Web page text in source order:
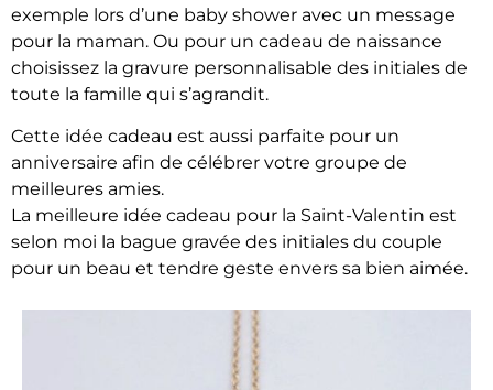
exemple lors d’une baby shower avec un message
pour la maman. Ou pour un cadeau de naissance
choisissez la gravure personnalisable des initiales de
toute la famille qui s’agrandit.
Cette idée cadeau est aussi parfaite pour un
anniversaire afin de célébrer votre groupe de
meilleures amies.
La meilleure idée cadeau pour la Saint-Valentin est
selon moi la bague gravée des initiales du couple
pour un beau et tendre geste envers sa bien aimée.